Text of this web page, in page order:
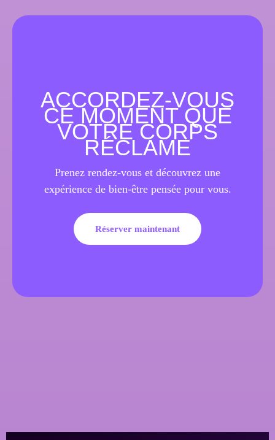
ACCORDEZ-VOUS
CE MOMENT QUE
VOTRE CORPS
RÉCLAME
Prenez rendez-vous et découvrez une
expérience de bien-être pensée pour vous.
Réserver maintenant